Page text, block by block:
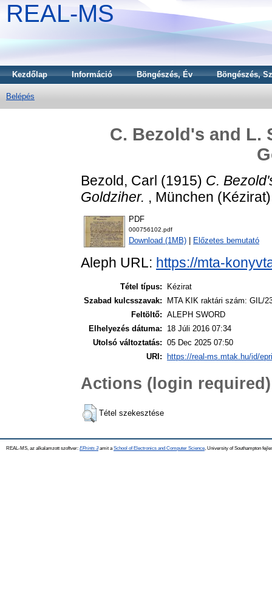
REAL-MS
Kezdőlap Információ Böngészés, Év Böngészés,
Belépés
C. Bezold's and L.
Bezold, Carl (1915) C.
Goldziher. , München (Kézirat)
PDF
000756102.pdf
Download (1MB) Előzetes bemutató
Aleph URL: https://mta-
Tétel típus:
Kézirat
Szabad kulcsszavak:
MTA KIK raktári szám: GIL/
Feltöltő: ALEPH SWORD
Elhelyezés dátuma:
18 Júli 2016 07:34
Utolsó változtatás: 05 Dec 2025 07:50
URI:
https://real-ms.mtak.hu/id/
Actions (login required)
Tétel szekesztése
REAL-MS, az alkalamzott szoftver: EPrints 3amit a School of Electronics and Computer Science , University of Southampton